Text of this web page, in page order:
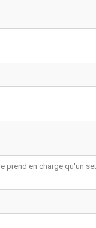
prend en charge qu'un